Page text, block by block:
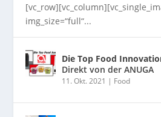
img_size=“full“...
Die Top Food
Direkt von der ANUGA
11. Okt. 2021 | Food